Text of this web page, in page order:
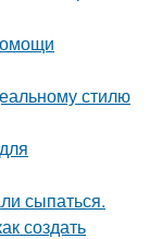
стилю
сыпаться.
создать